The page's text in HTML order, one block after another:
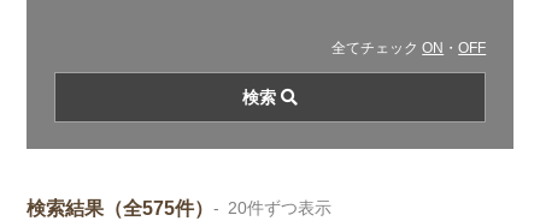
全てチェックON ・OFF
検索結果（全575件）- 20件ずつ表示